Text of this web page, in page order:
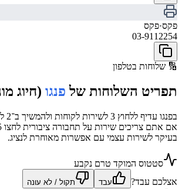
פקס·פקס
03-9112254
🔢 שלוחות בטלפון
תפריט השלוחות של פנגו (חיוג
בעיקר לשירות עצמי עם אפשרות מאוחרת לנציג.
סטטוס המוקד טרם נקבע
אצלכם עבד?
עבד תקול / לא עונה